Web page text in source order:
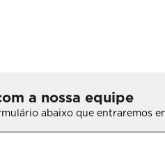
a nossa equipe
abaixo que entraremos